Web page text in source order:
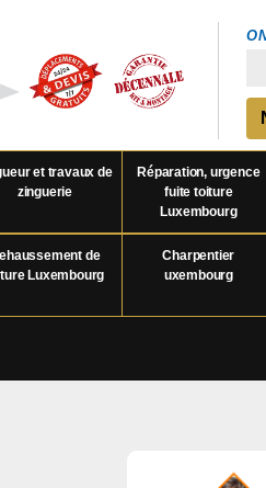
et travaux de
zinguerie
Réparation, urgence
fuite toiture
Luxembourg
de
Luxembourg
Charpentier
uxembourg